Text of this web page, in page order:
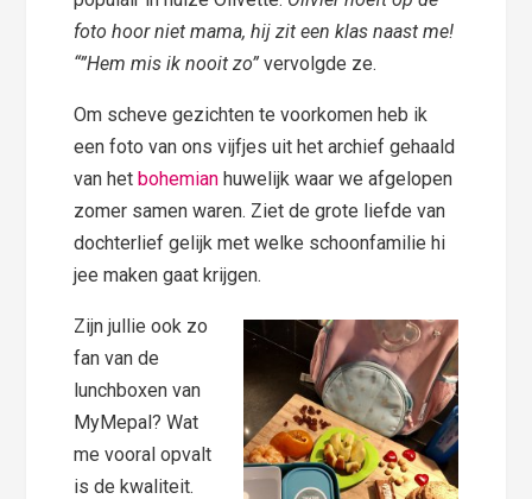
foto hoor niet mama, hij zit een klas naast me!
“”Hem mis ik nooit zo”vervolgde ze.
Om scheve gezichten te voorkomen heb ik
een foto van ons vijfjes uit het archief gehaald
van hetbohemian huwelijk waar we afgelopen
zomer samen waren. Ziet de grote liefde van
dochterlief gelijk met welke schoonfamilie hi
jee maken gaat krijgen.
Zijn jullie ook zo
fan van de
lunchboxen van
MyMepal? Wat
me vooral opvalt
is de kwaliteit.